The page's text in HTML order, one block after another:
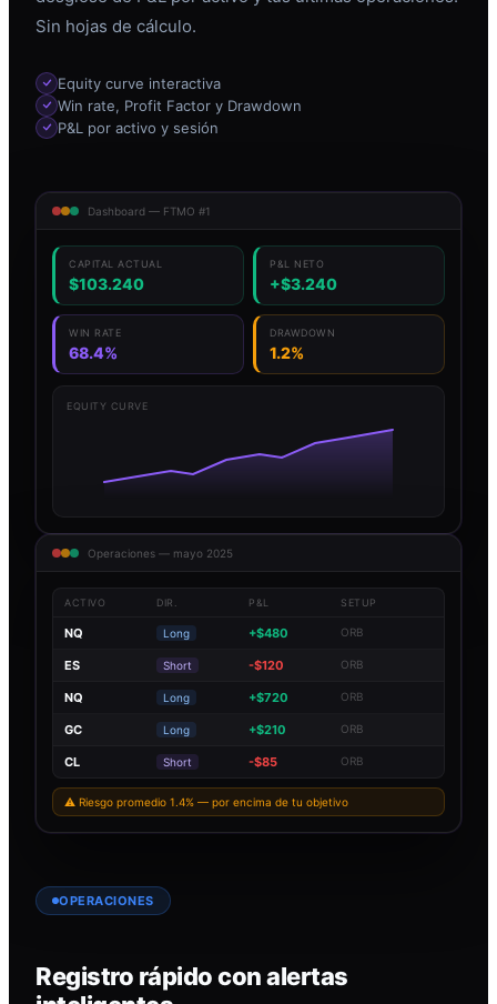
Sin hojas de cálculo.
Equity curve interactiva
Win rate, Profit Factor y Drawdown
P&L por activo y sesión
Dashboard — FTMO #1
CAPITAL ACTUAL
$103.240
P&L NETO
+$3.240
WIN RATE
68.4%
DRAWDOWN
1.2%
EQUITY CURVE
Operaciones — mayo 2025
ACTIVO DIR. P&L SETUP
NQ Long +$480 ORB
ES Short -$120 ORB
NQ Long +$720 ORB
GC Long +$210 ORB
CL Short -$85 ORB
⚠ Riesgo promedio 1.4% — por encima de tu objetivo
OPERACIONES
Registro rápido con alertas